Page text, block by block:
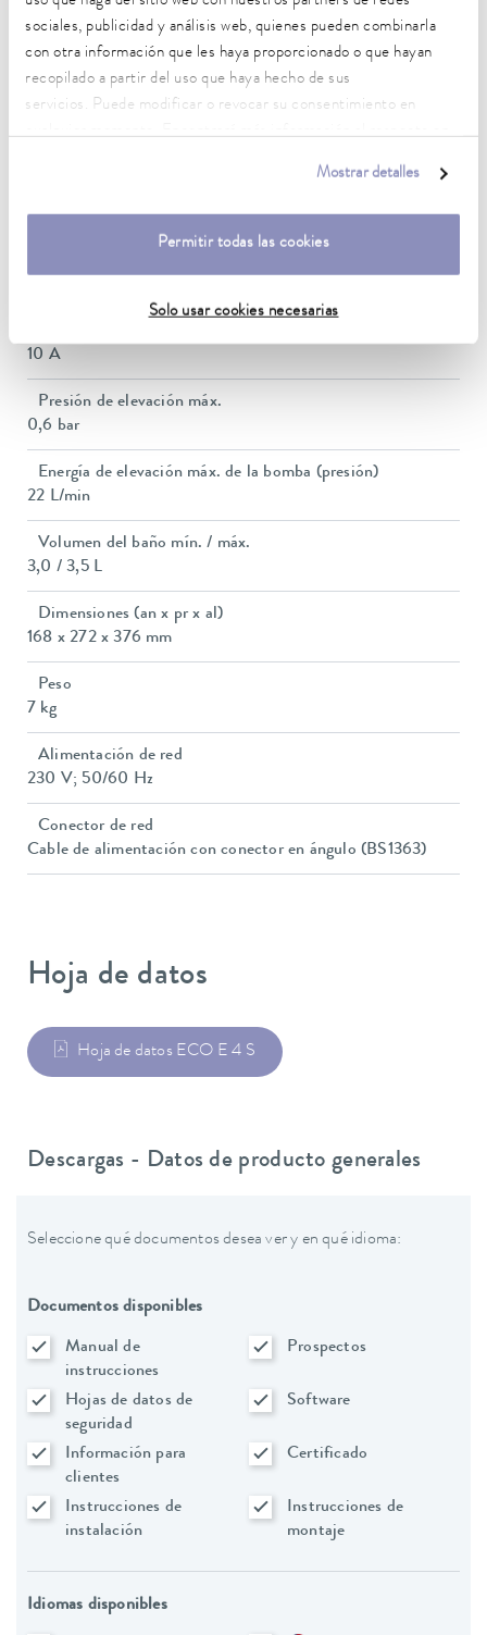
sociales, publicidad y análisis web, quienes pueden combinarla
con otra información que les haya proporcionado o que hayan
recopilado a partir del uso que haya hecho de sus
servicios. Puede modificar o revocar su consentimiento en
Mostrar detalles
Permitir todas las cookies
Solo usar cookies necesarias
Temperatura ambiente
5 ... 40 °C
2 kW
10 A
Presión de elevación máx.
0,6 bar
Energía de elevación máx. de la bomba (presión)
22 L/min
Volumen del baño mín. / máx.
3,0 / 3,5 L
Dimensiones (an x pr x al)
168 x 272 x 376 mm
Peso
7 kg
Alimentación de red
230 V; 50/60 Hz
Conector de red
Cable de alimentación con conector en ángulo (BS1363)
Hoja de datos
Hoja de datos ECO E 4 S
Descargas - Datos de producto generales
Seleccione qué documentos desea ver y en qué idioma:
Documentos disponibles
Manual de
instrucciones
Prospectos
Hojas de datos de
seguridad
Software
Información para
clientes
Certificado
Instrucciones de
instalación
Instrucciones de
montaje
Idiomas disponibles